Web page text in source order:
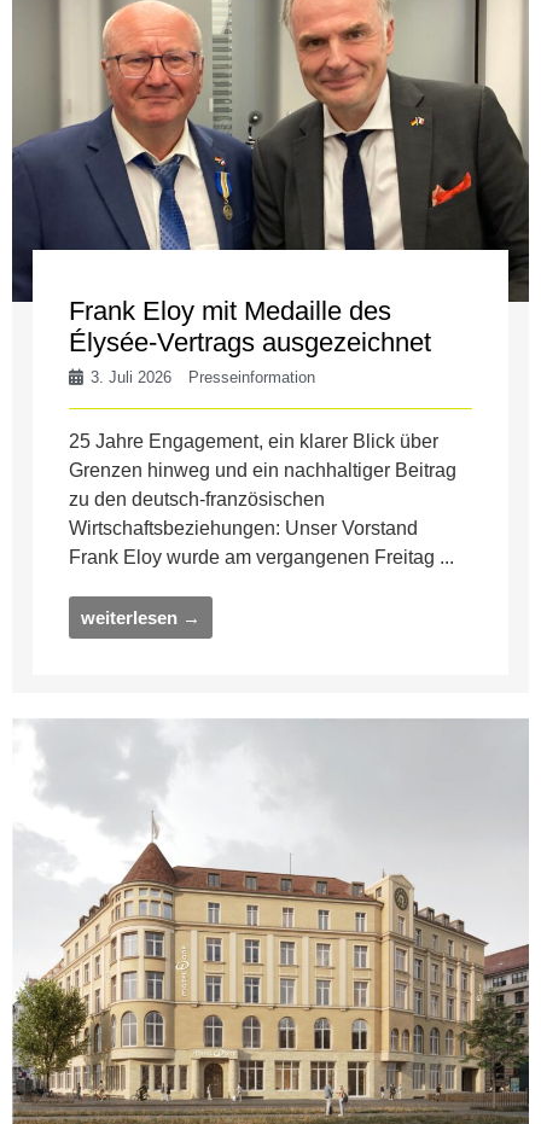
Frank Eloy mit Medaille des
Élysée-Vertrags ausgezeichnet
3. Juli 2026 Presseinformation
25 Jahre Engagement, ein klarer Blick über
Grenzen hinweg und ein nachhaltiger Beitrag
zu den deutsch-französischen
Wirtschaftsbeziehungen: Unser Vorstand
Frank Eloy wurde am vergangenen Freitag ...
weiterlesen →